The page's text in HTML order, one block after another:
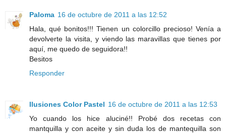
Paloma 16 de octubre de 2011 a las 12:52
Hala, qué bonitos!!! Tienen un colorcillo precioso! Venía a
devolverte la visita, y viendo las maravillas que tienes por
aquí, me quedo de seguidora!!
Besitos
Responder
Ilusiones Color Pastel 16 de octubre de 2011 a las 12:53
Yo cuando los hice aluciné!! Probé dos recetas con
mantquilla y con aceite y sin duda los de mantequilla son